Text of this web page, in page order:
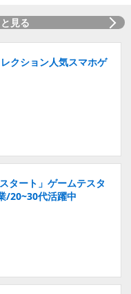
見る
クション人気スマホゲ
タート」ゲームテスタ
/20~30代活躍中